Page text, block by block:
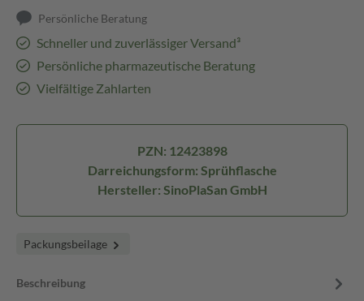
Persönliche Beratung
Schneller und zuverlässiger Versand³
Persönliche pharmazeutische Beratung
Vielfältige Zahlarten
PZN: 12423898
Darreichungsform: Sprühflasche
Hersteller: SinoPlaSan GmbH
Packungsbeilage
Beschreibung